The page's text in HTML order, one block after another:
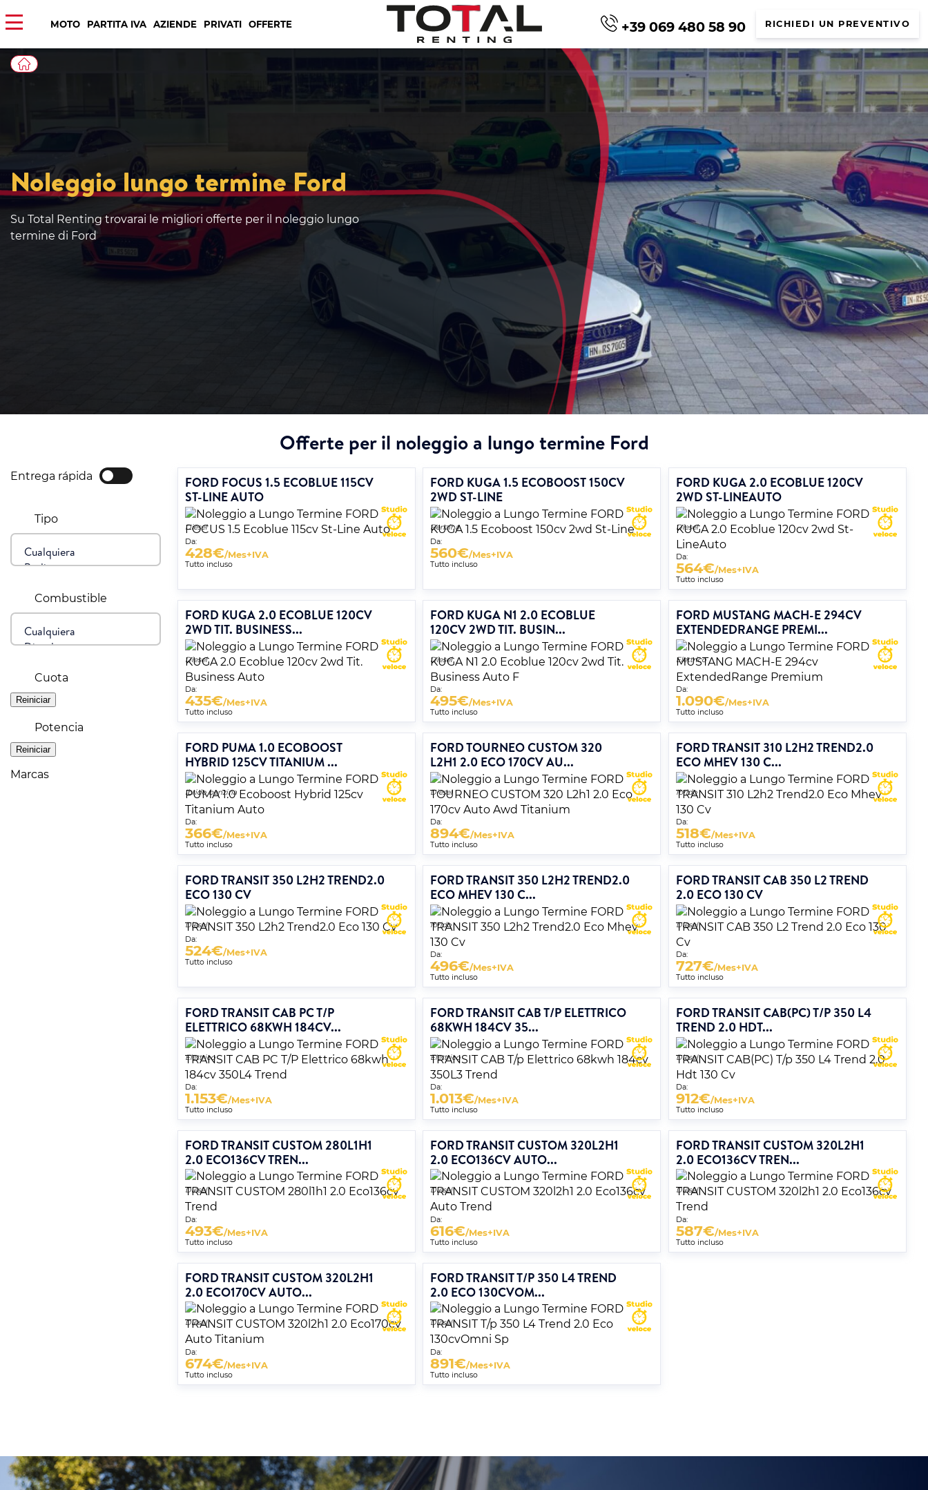
MOTO PARTITA IVA AZIENDE PRIVATI OFFERTE +39 069 480 58 90 RICHIEDI UN PREVENTIVO
Noleggio lungo termine Ford
Su Total Renting trovarai le migliori offerte per il noleggio lungo
termine di Ford
Offerte per il noleggio a lungo termine Ford
Entrega rápida
Tipo
Combustible
Cuota
Potencia
Marcas
FORD FOCUS 1.5 ECOBLUE 115CV
ST-LINE AUTO
Diesel
Da:
428€/Mes+IVA
Tutto incluso
FORD KUGA 1.5 ECOBOOST 150CV
2WD ST-LINE
Benzina
Da:
560€/Mes+IVA
Tutto incluso
FORD KUGA 2.0 ECOBLUE 120CV
2WD ST-LINEAUTO
Diesel
Da:
564€/Mes+IVA
Tutto incluso
FORD KUGA 2.0 ECOBLUE 120CV
2WD TIT. BUSINESS...
Diesel
Da:
435€/Mes+IVA
Tutto incluso
FORD KUGA N1 2.0 ECOBLUE
120CV 2WD TIT. BUSIN...
Diesel
Da:
495€/Mes+IVA
Tutto incluso
FORD MUSTANG MACH-E 294CV
EXTENDEDRANGE PREMI...
Elettrico
Da:
1.090€/Mes+IVA
Tutto incluso
FORD PUMA 1.0 ECOBOOST
HYBRID 125CV TITANIUM ...
Ibrido benzina
Da:
366€/Mes+IVA
Tutto incluso
FORD TOURNEO CUSTOM 320
L2H1 2.0 ECO 170CV AU...
Diesel
Da:
894€/Mes+IVA
Tutto incluso
FORD TRANSIT 310 L2H2 TREND2.0
ECO MHEV 130 C...
Ibrido
Da:
518€/Mes+IVA
Tutto incluso
FORD TRANSIT 350 L2H2 TREND2.0
ECO 130 CV
Diesel
Da:
524€/Mes+IVA
Tutto incluso
FORD TRANSIT 350 L2H2 TREND2.0
ECO MHEV 130 C...
Ibrido
Da:
496€/Mes+IVA
Tutto incluso
FORD TRANSIT CAB 350 L2 TREND
2.0 ECO 130 CV
Diesel
Da:
727€/Mes+IVA
Tutto incluso
FORD TRANSIT CAB PC T/P
ELETTRICO 68KWH 184CV...
Elettrico
Da:
1.153€/Mes+IVA
Tutto incluso
FORD TRANSIT CAB T/P ELETTRICO
68KWH 184CV 35...
Elettrico
Da:
1.013€/Mes+IVA
Tutto incluso
FORD TRANSIT CAB(PC) T/P 350 L4
TREND 2.0 HDT...
Diesel
Da:
912€/Mes+IVA
Tutto incluso
FORD TRANSIT CUSTOM 280L1H1
2.0 ECO136CV TREN...
Diesel
Da:
493€/Mes+IVA
Tutto incluso
FORD TRANSIT CUSTOM 320L2H1
2.0 ECO136CV AUTO...
Diesel
Da:
616€/Mes+IVA
Tutto incluso
FORD TRANSIT CUSTOM 320L2H1
2.0 ECO136CV TREN...
Diesel
Da:
587€/Mes+IVA
Tutto incluso
FORD TRANSIT CUSTOM 320L2H1
2.0 ECO170CV AUTO...
Diesel
Da:
674€/Mes+IVA
Tutto incluso
FORD TRANSIT T/P 350 L4 TREND
2.0 ECO 130CVOM...
Diesel
Da:
891€/Mes+IVA
Tutto incluso